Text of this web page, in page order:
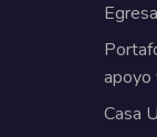
apoyo
Casa